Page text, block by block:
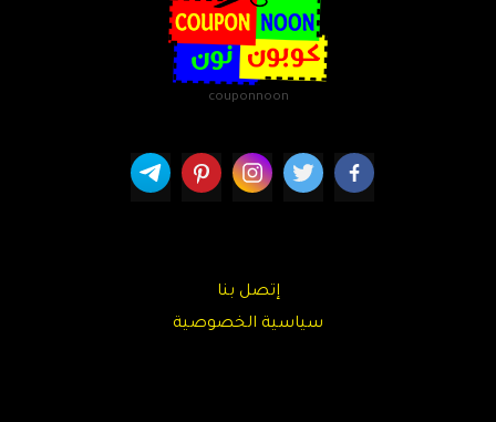
couponnoon
إتصل بنا
سياسية الخصوصية